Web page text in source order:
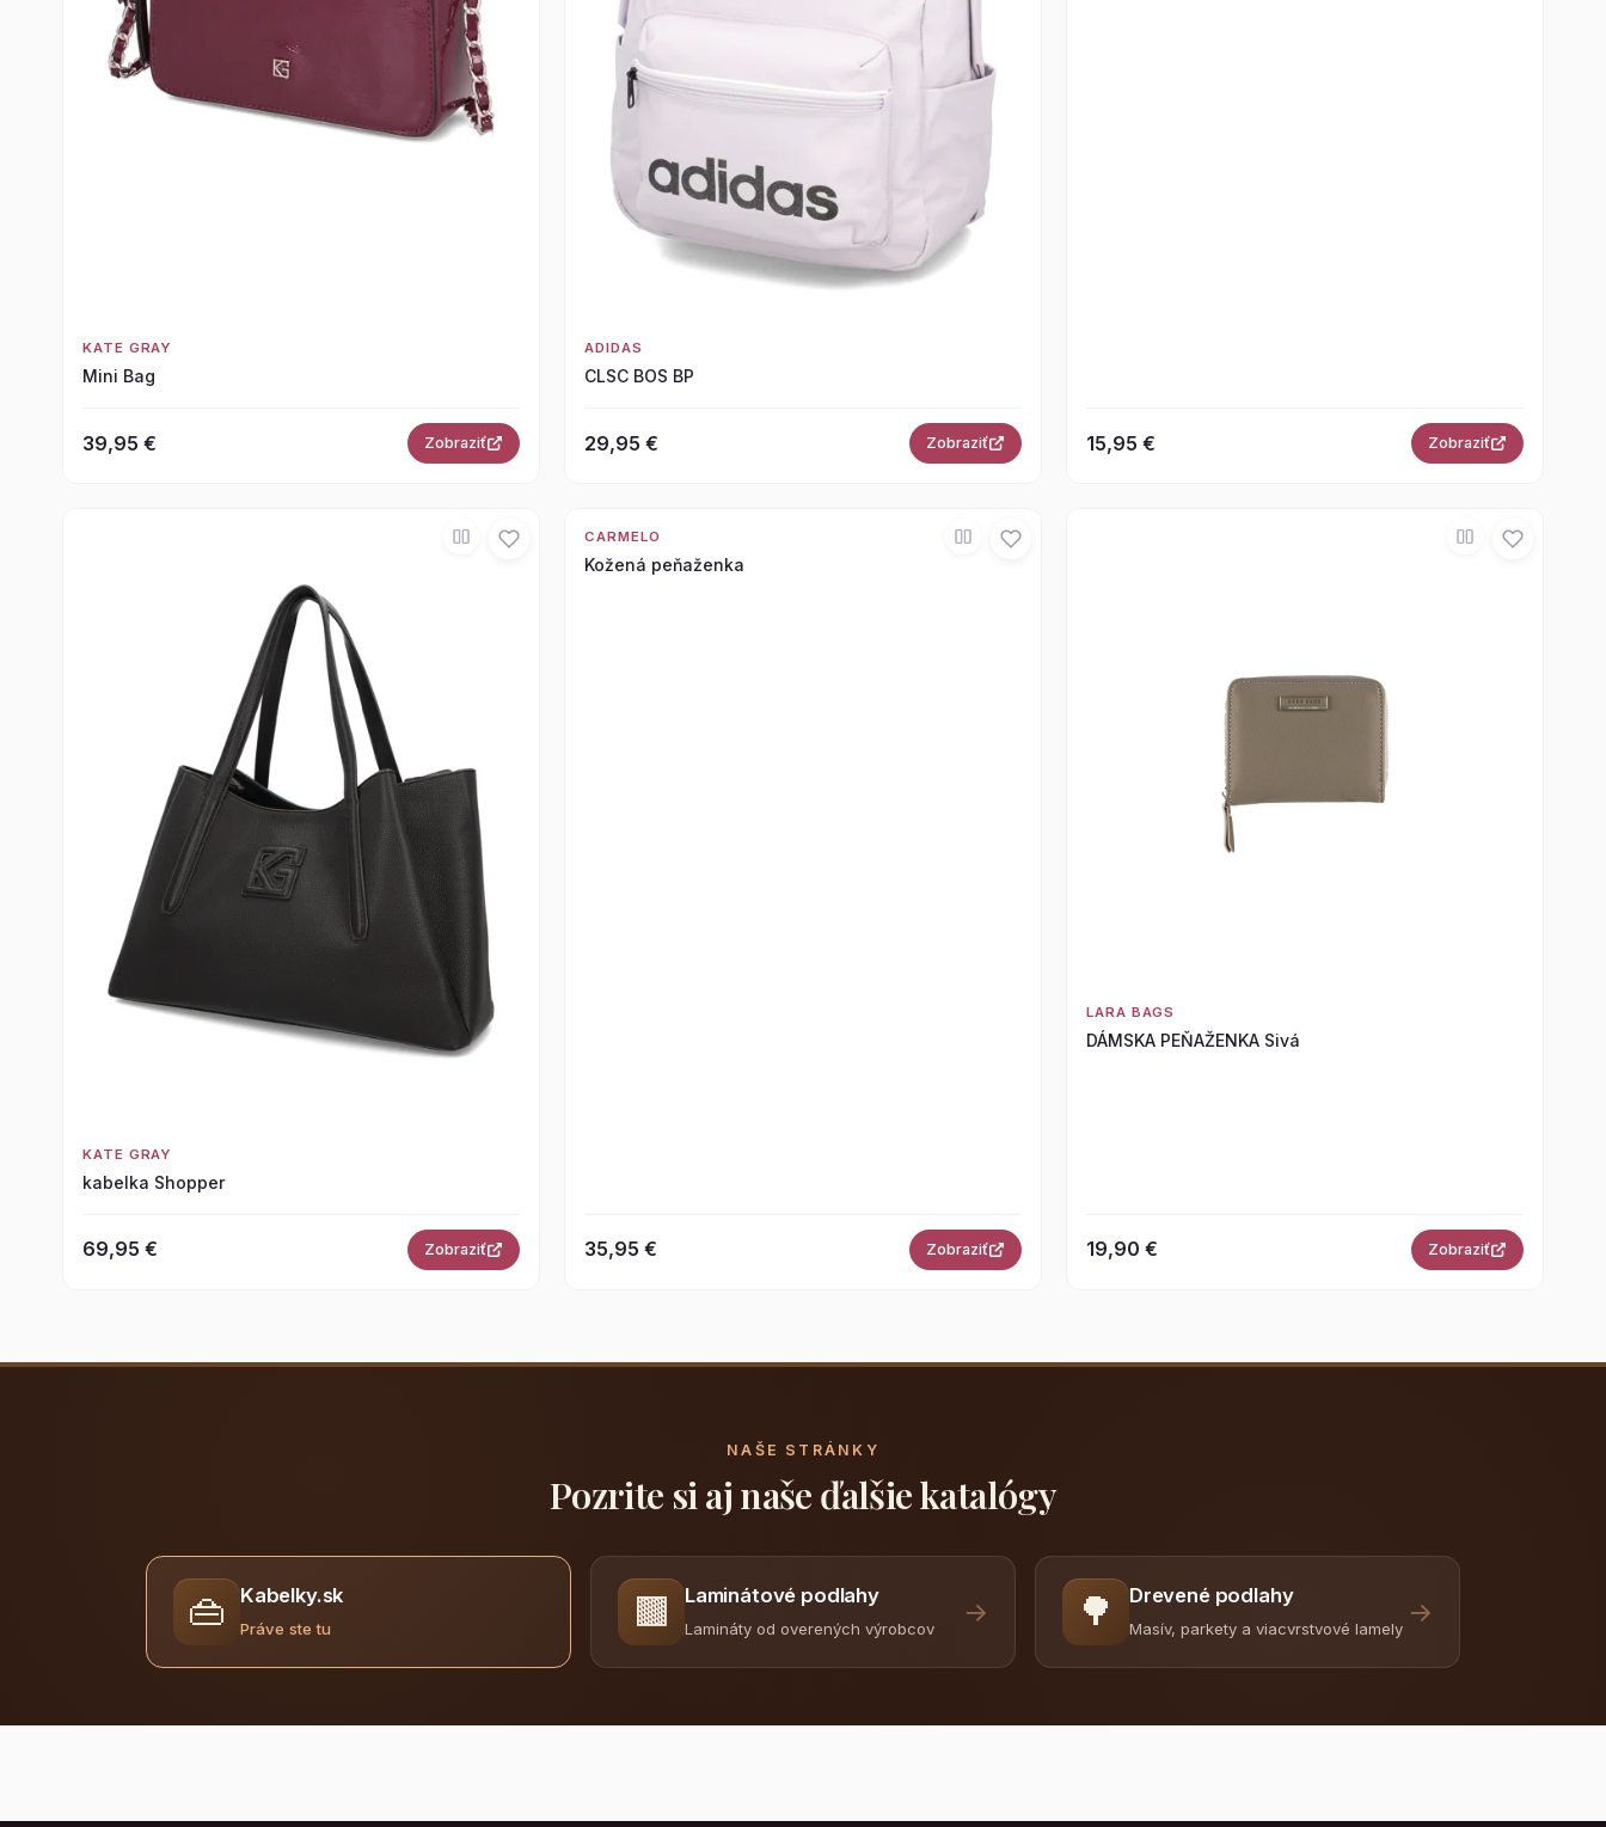
KATE GRAY
Mini Bag
39,95 € Zobraziť
ADIDAS
CLSC BOS BP
29,95 € Zobraziť 15,95 € Zobraziť
KATE GRAY
kabelka Shopper
69,95 € Zobraziť
CARMELO
Kožená peňaženka
35,95 € Zobraziť
LARA BAGS
DÁMSKA PEŇAŽENKA Sivá
19,90 € Zobraziť
NAŠE STRÁNKY
Pozrite si aj naše ďalšie katalógy
👜 Kabelky.sk
Práve ste tu 🟫 Laminátové podlahy
Lamináty od overených výrobcov
→ 🌳 Drevené podlahy
Masív, parkety a viacvrstvové lamely
→